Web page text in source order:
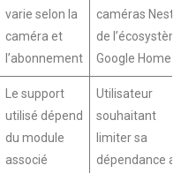
varie selon la
caméra et
l’abonnement
caméras Nest
de
Google Home
Le support
utilisé dépend
du module
associé
Utilisateur
souhaitant
limiter sa
dépendance